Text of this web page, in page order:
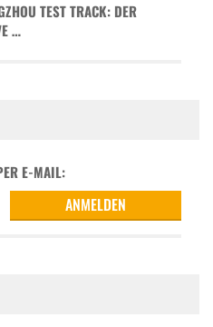
TEST TRACK: DER
…
E-MAIL: